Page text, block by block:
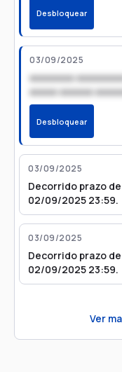
Desbloquear
03/09/2025
xxxxxxxx
xxxxx xxxxxx
Desbloquear
03/09/2025
Decorrido prazo de
02/09/2025 23:59.
03/09/2025
Decorrido prazo de
02/09/2025 23:59.
Ver